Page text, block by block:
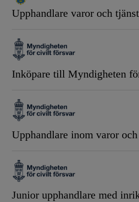
Upphandlare varor och
Inköpare till Myndigheten
Upphandlare inom varor
Junior upphandlare med